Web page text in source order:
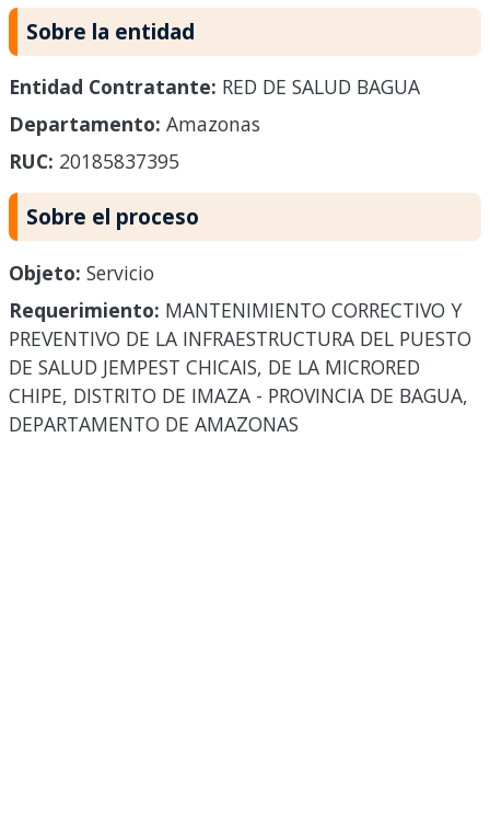
Sobre la entidad
Entidad Contratante: RED DE SALUD BAGUA
Departamento: Amazonas
RUC: 20185837395
Sobre el proceso
Objeto: Servicio
Requerimiento: MANTENIMIENTO CORRECTIVO Y
PREVENTIVO DE LA INFRAESTRUCTURA DEL PUESTO
DE SALUD JEMPEST CHICAIS, DE LA MICRORED
CHIPE, DISTRITO DE IMAZA - PROVINCIA DE BAGUA,
DEPARTAMENTO DE AMAZONAS